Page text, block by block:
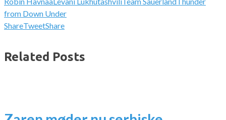
from Down Under
ShareTweetShare
Related Posts